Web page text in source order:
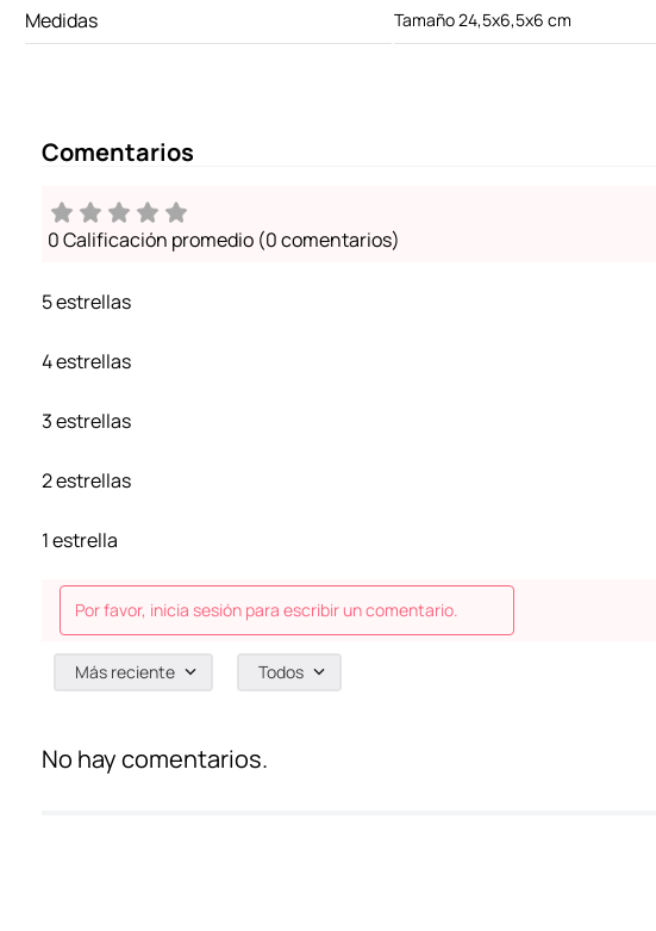
Medidas Tamaño 24,5x6,5x6 cm
Comentarios
0 Calificación promedio (0 comentarios)
5 estrellas
4 estrellas
3 estrellas
2 estrellas
1 estrella
Por favor, inicia sesión para escribir un comentario.
Más reciente Todos
No hay comentarios.